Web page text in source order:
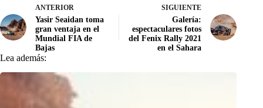
ANTERIOR
Yasir Seaidan toma
gran ventaja en el
Mundial FIA de
Bajas
SIGUIENTE
Galería:
espectaculares fotos
del Fenix Rally 2021
en el Sahara
Lea además: